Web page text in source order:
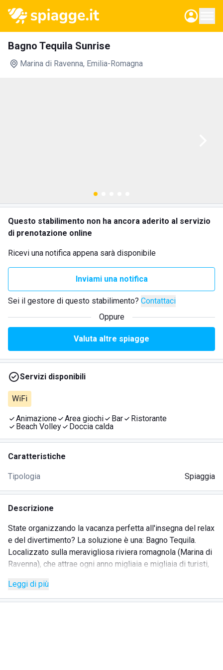
Bagno Tequila Sunrise
Marina di Ravenna, Emilia-Romagna
Questo stabilimento non ha ancora aderito al servizio
di prenotazione online
Ricevi una notifica appena sarà disponibile
Inviami una notifica
Sei il gestore di questo stabilimento? Contattaci
Oppure
Valuta altre spiagge
Servizi disponibili
WiFi
Animazione Area giochi Bar
Ristorante
Beach Volley
Doccia calda
Caratteristiche
Tipologia Spiaggia
Descrizione
State organizzando la vacanza perfetta all'insegna del relax
e del divertimento? La soluzione è una: Bagno Tequila.
Localizzato sulla meravigliosa riviera romagnola (Marina di
Ravenna), che attrae ogni anno migliaia e migliaia di turisti,
massimi comfort per vivere la vacanza perfetta: i più piccoli
possono divertirsi grazie all'animazione e all'area giochi,
Leggi di più